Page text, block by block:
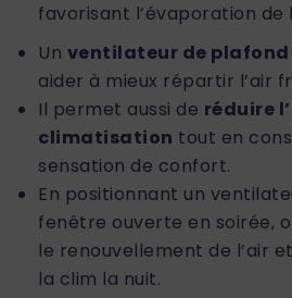
favorisant l’évaporation
Un ventilateur de plafond
aider à mieux répartir l’air
Il permet aussi de réduire
climatisation tout en
sensation de confort.
En positionnant un
fenêtre ouverte en soirée,
le renouvellement de l’air
la clim la nuit.